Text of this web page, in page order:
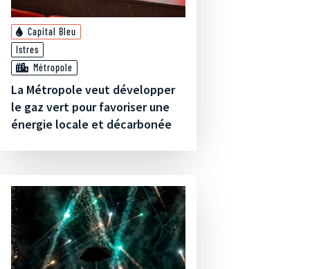
Capital Bleu
Istres
Métropole
La Métropole veut développer
le gaz vert pour favoriser une
énergie locale et décarbonée